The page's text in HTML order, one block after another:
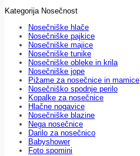
Kategorija Nosečnost
Nosečniške hlače
Nosečniške pajkice
Nosečniške majice
Nosečniške tunike
Nosečniške obleke in krila
Nosečniške jope
Pižame za nosečnice in mamice
Nosečniško spodnje perilo
Kopalke za nosečnice
Hlačne nogavice
Nosečniške blazine
Nega nosečnice
Darilo za nosečnico
Babyshower
Foto spomini